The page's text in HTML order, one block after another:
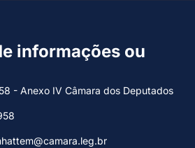
informações ou
- Anexo IV Câmara dos Deputados